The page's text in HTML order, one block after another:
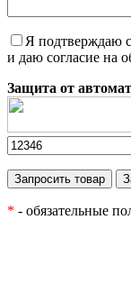
Я подтверждаю
и даю согласие на
Защита от
* - обязательные